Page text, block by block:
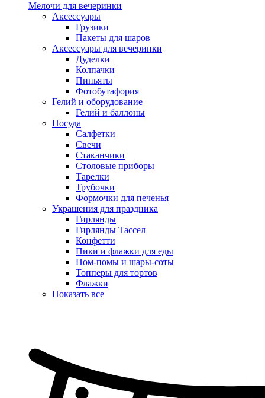
Мелочи для вечеринки
Аксессуары
Грузики
Пакеты для шаров
Аксессуары для вечеринки
Дуделки
Колпачки
Пиньяты
Фотобутафория
Гелий и оборудование
Гелий и баллоны
Посуда
Салфетки
Свечи
Стаканчики
Столовые приборы
Тарелки
Трубочки
Формочки для печенья
Украшения для праздника
Гирлянды
Гирлянды Тассел
Конфетти
Пики и флажки для еды
Пом-помы и шары-соты
Топперы для тортов
Флажки
Показать все